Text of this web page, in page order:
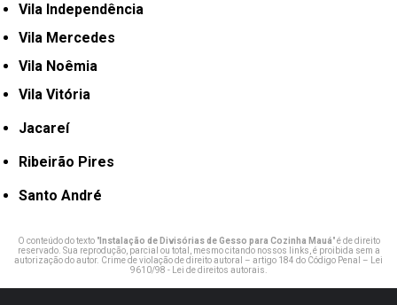
Vila Independência
Vila Mercedes
Vila Noêmia
Vila Vitória
Jacareí
Ribeirão Pires
Santo André
O conteúdo do texto "Instalação de Divisórias de Gesso para Cozinha Mauá" é de direito
reservado. Sua reprodução, parcial ou total, mesmo citando nossos links, é proibida sem a
autorização do autor. Crime de violação de direito autoral – artigo 184 do Código Penal –
Lei
9610/98 - Lei de direitos autorais